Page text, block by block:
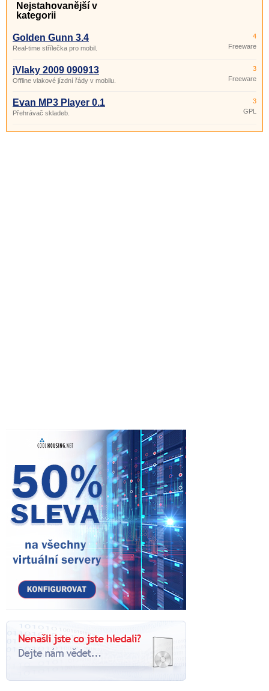
Nejstahovanější v
kategorii
Golden Gunn 3.4
Real-time střílečka pro mobil.
4
Freeware
jVlaky 2009 090913
Offline vlakové jízdní řády v mobilu.
3
Freeware
Evan MP3 Player 0.1
Přehrávač skladeb.
3
GPL